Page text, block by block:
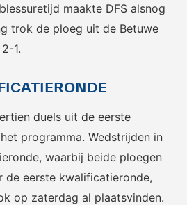
alle
KNVB Campus
Voor de teams van morgen.
maakte DFS alsnog
trok de ploeg uit de Betuwe
1.
duels uit de eerste
programma. Wedstrijden in
waarbij beide ploegen
eerste kwalificatieronde,
op zaterdag al plaatsvinden.